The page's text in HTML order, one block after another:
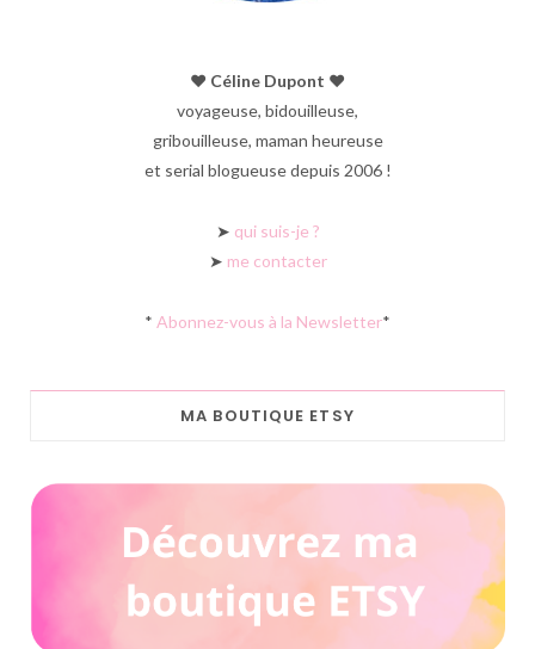
♥︎ Céline Dupont ♥︎
voyageuse, bidouilleuse,
gribouilleuse, maman heureuse
et serial blogueuse depuis 2006 !
➤ qui suis-je ?
➤ me contacter
* Abonnez-vous à la Newsletter*
MA BOUTIQUE ETSY